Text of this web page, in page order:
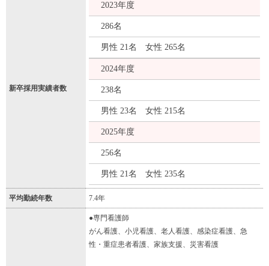
新卒採用実績者数
2023年度
286名
男性 21名 女性 265名
2024年度
238名
男性 23名 女性 215名
2025年度
256名
男性 21名 女性 235名
平均勤続年数 7.4年
●専門看護師
がん看護、小児看護、老人看護、感染症看護、急
性・重症患者看護、家族支援、災害看護